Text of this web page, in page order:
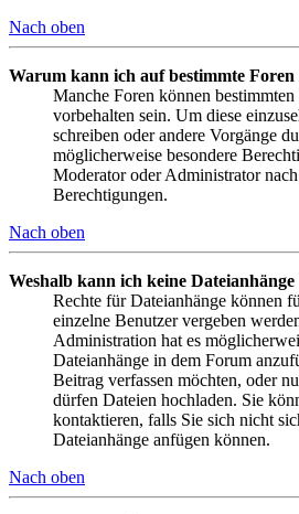
Nach oben
Warum kann ich auf bestimmte Foren
Manche Foren können
vorbehalten sein. Um diese
schreiben oder andere Vorgänge
möglicherweise besondere
Moderator oder Administrator nach
Berechtigungen.
Nach oben
Weshalb kann ich keine Dateianhänge
Rechte für Dateianhänge können
einzelne Benutzer vergeben
Administration hat es
Dateianhänge in dem Forum
Beitrag verfassen möchten, oder
dürfen Dateien hochladen. Sie
kontaktieren, falls Sie sich nicht
Dateianhänge anfügen können.
Nach oben